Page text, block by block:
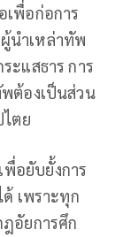
พื่อก่อการ
นำเหล่าทัพ
ะแสธาร การ
พต้องเป็นส่วน
ตย
อยับยั้งการ
เพราะทุก
ฎอัยการศึก